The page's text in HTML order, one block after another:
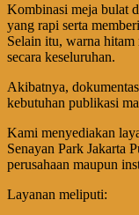
Kombinasi meja bulat
yang rapi serta
Selain itu, warna hitam
secara keseluruhan.
Akibatnya,
kebutuhan publikasi
Kami menyediakan
Senayan Park Jakarta
perusahaan maupun
Layanan meliputi: